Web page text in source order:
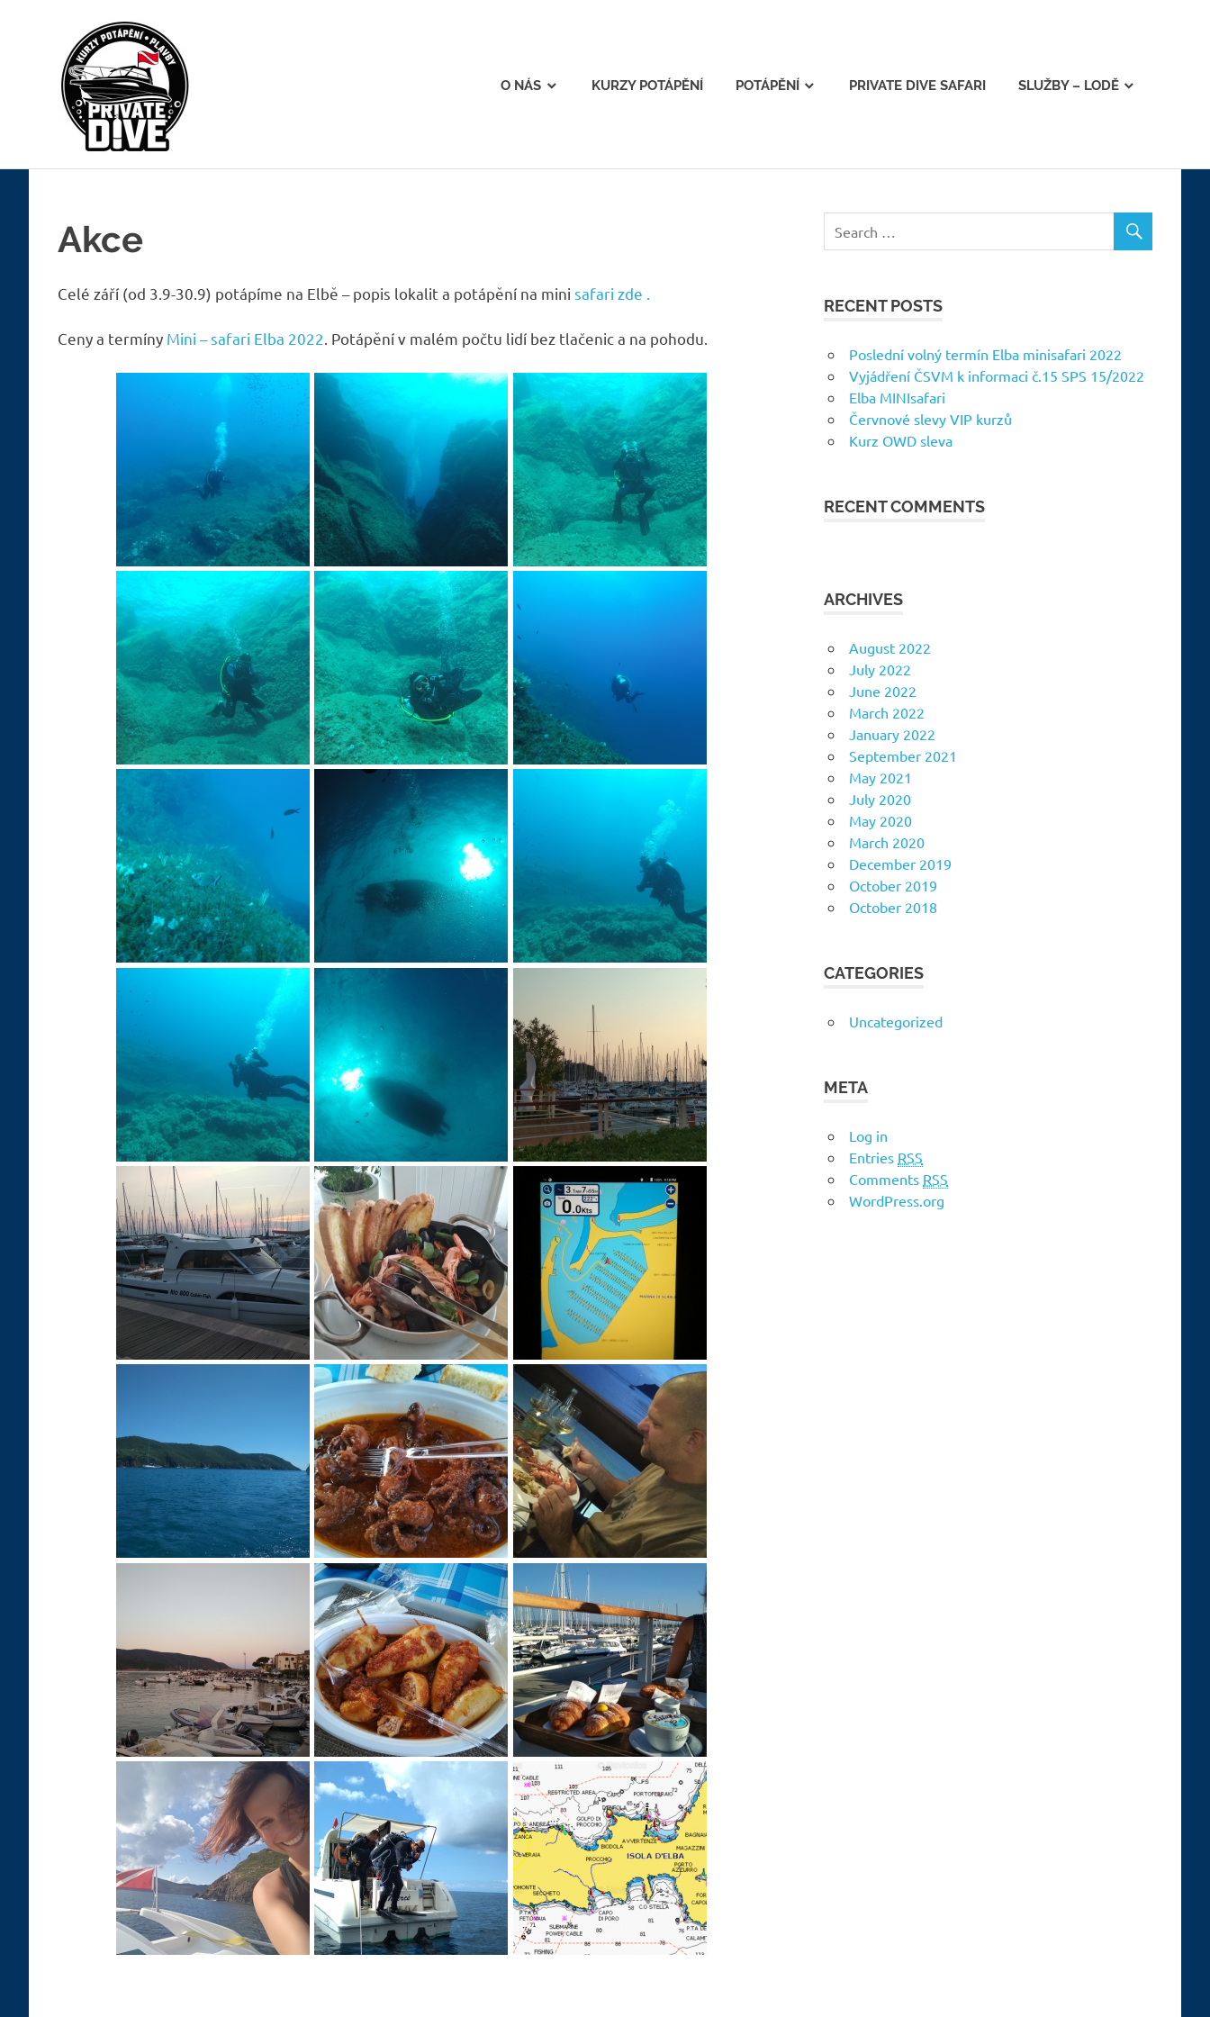
O NÁS KURZY POTÁPĚNÍ POTÁPĚNÍ PRIVATE DIVE SAFARI SLUŽBY – LODĚ
Akce
Celé září (od 3.9-30.9) potápíme na Elbě – popis lokalit a potápění na mini safari zde .
Ceny a termíny Mini – safari Elba 2022. Potápění v malém počtu lidí bez tlačenic a na pohodu.
DCIM103GOPRO
DCIM103GOPRO DCIM103GOPRO
DCIM103GOPRO
DCIM103GOPRO DCIM103GOPRO
RECENT POSTS
Poslední volný termín Elba minisafari 2022
Vyjádření ČSVM k informaci č.15 SPS 15/2022
Elba MINIsafari
Červnové slevy VIP kurzů
Kurz OWD sleva
RECENT COMMENTS
ARCHIVES
August 2022
July 2022
June 2022
March 2022
January 2022
September 2021
May 2021
July 2020
May 2020
March 2020
December 2019
October 2019
October 2018
CATEGORIES
Uncategorized
META
Log in
Entries RSS
Comments RSS
WordPress.org